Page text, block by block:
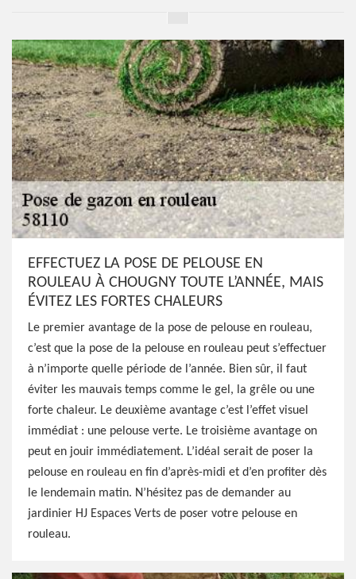
EFFECTUEZ LA POSE DE PELOUSE EN
ROULEAU À CHOUGNY TOUTE L’ANNÉE, MAIS
ÉVITEZ LES FORTES CHALEURS
Le premier avantage de la pose de pelouse en rouleau,
c’est que la pose de la pelouse en rouleau peut s’effectuer
à n’importe quelle période de l’année. Bien sûr, il faut
éviter les mauvais temps comme le gel, la grêle ou une
forte chaleur. Le deuxième avantage c’est l’effet visuel
immédiat : une pelouse verte. Le troisième avantage on
peut en jouir immédiatement. L’idéal serait de poser la
pelouse en rouleau en fin d’après-midi et d’en profiter dès
le lendemain matin. N’hésitez pas de demander au
jardinier HJ Espaces Verts de poser votre pelouse en
rouleau.